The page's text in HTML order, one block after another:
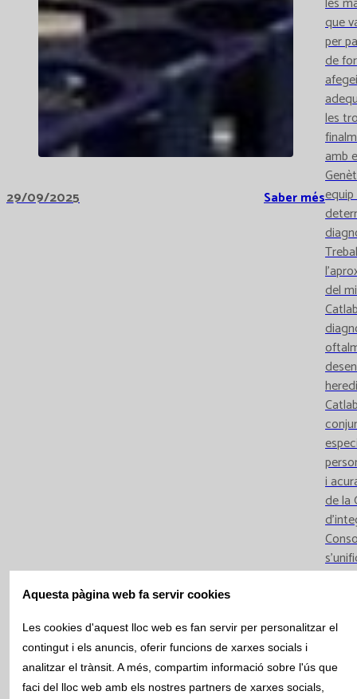
29/09/2025 Saber més
que
per
de
les
amb
del
i
de la
de
es
Aquesta pàgina web fa servir cookies
Les cookies d'aquest lloc web es fan servir per personalitzar el
contingut i els anuncis, oferir funcions de xarxes socials i
analitzar el trànsit. A més, compartim informació sobre l'ús que
faci del lloc web amb els nostres partners de xarxes socials,